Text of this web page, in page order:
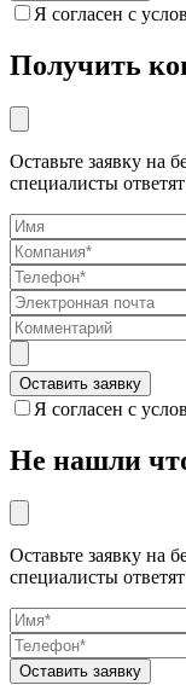
Я согласен с
Получить
Оставьте заявку на
специалисты
Я согласен с
Не нашли
Оставьте заявку на
специалисты